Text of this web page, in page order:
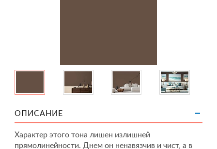
ОПИСАНИЕ
Характер этого тона лишен излишней
прямолинейности. Днем он ненавязчив и чист, а в